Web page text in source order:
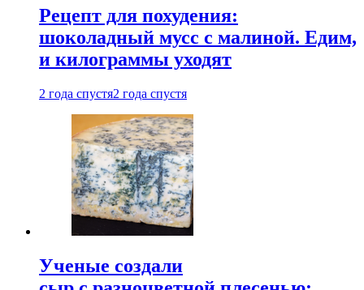
Рецепт для похудения:
шоколадный мусс с малиной. Едим,
и килограммы уходят
2 года спустя2 года спустя
Ученые создали